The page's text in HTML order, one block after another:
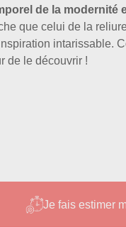
de la modernité
que celui de la
intarissable.
de le découvrir !
Je fais estimer